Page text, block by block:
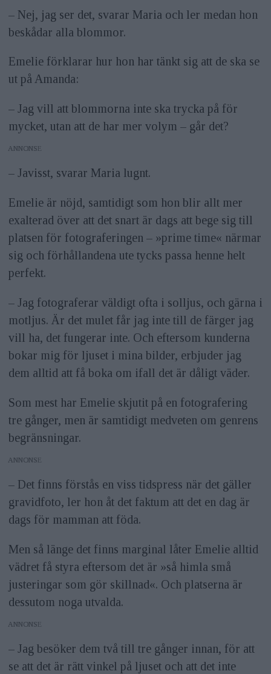
– Nej, jag ser det, svarar Maria och ler medan hon
beskådar alla blommor.
Emelie förklarar hur hon har tänkt sig att de ska se
ut på Amanda:
– Jag vill att blommorna inte ska trycka på för
mycket, utan att de har mer volym – går det?
ANNONS
– Javisst, svarar Maria lugnt.
Emelie är nöjd, samtidigt som hon blir allt mer
exalterad över att det snart är dags att bege sig till
platsen för fotograferingen – »prime time« närmar
sig och förhållandena ute tycks passa henne helt
perfekt.
– Jag fotograferar väldigt ofta i solljus, och gärna i
motljus. Är det mulet får jag inte till de färger jag
vill ha, det fungerar inte. Och eftersom kunderna
bokar mig för ljuset i mina bilder, erbjuder jag
dem alltid att få boka om ifall det är dåligt väder.
Som mest har Emelie skjutit på en fotografering
tre gånger, men är samtidigt medveten om genrens
begränsningar.
ANNONS
– Det finns förstås en viss tidspress när det gäller
gravidfoto, ler hon åt det faktum att det en dag är
dags för mamman att föda.
Men så länge det finns marginal låter Emelie alltid
vädret få styra eftersom det är »så himla små
justeringar som gör skillnad«. Och platserna är
dessutom noga utvalda.
ANNONS
– Jag besöker dem två till tre gånger innan, för att
se att det är rätt vinkel på ljuset och att det inte